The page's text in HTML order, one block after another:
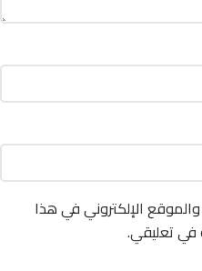
الإلكتروني في هذا
في تعليقي.